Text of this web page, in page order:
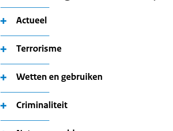
Actueel
Terrorisme
Wetten en gebruiken
Criminaliteit